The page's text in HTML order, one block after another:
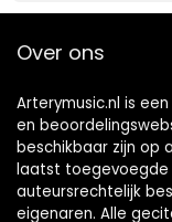
Over ons
Arterymusic.nl is
en
beschikbaar zijn op
laatst toegevoegde
auteursrechtelijk
eigenaren. Alle